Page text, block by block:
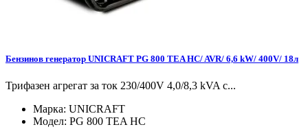
Бензинов генератор UNICRAFT PG 800 TEA HC/ AVR/ 6,6 kW/ 400V/ 18л
Трифазен агрегат за ток 230/400V 4,0/8,3 kVA с...
Марка: UNICRAFT
Модел: PG 800 TEA HC